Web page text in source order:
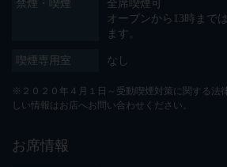
禁煙・喫煙
全席喫煙可
オープンから13時まで
ます。
喫煙専用室 なし
※２０２０年４月１日～受動喫煙対策に関する法
しい情報はお店へお問い合わせください。
お席情報